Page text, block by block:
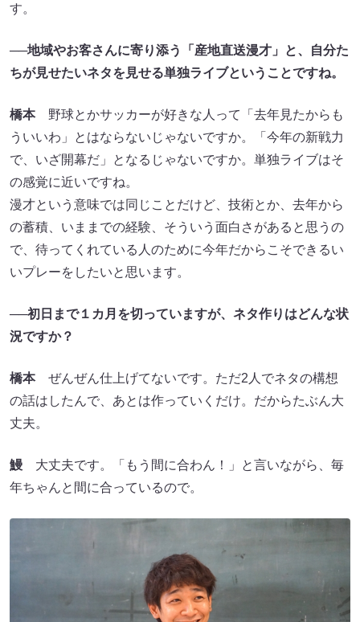
す。
──地域やお客さんに寄り添う「産地直送漫才」と、自分た
ちが見せたいネタを見せる単独ライブということですね。
橋本野球とかサッカーが好きな人って「去年見たからも
ういいわ」とはならないじゃないですか。「今年の新戦力
で、いざ開幕だ」となるじゃないですか。単独ライブはそ
の感覚に近いですね。
漫才という意味では同じことだけど、技術とか、去年から
の蓄積、いままでの経験、そういう面白さがあると思うの
で、待ってくれている人のために今年だからこそできるい
いプレーをしたいと思います。
──初日まで１カ月を切っていますが、ネタ作りはどんな状
況ですか？
橋本ぜんぜん仕上げてないです。ただ2人でネタの構想
の話はしたんで、あとは作っていくだけ。だからたぶん大
丈夫。
鰻 大丈夫です。「もう間に合わん！」と言いながら、毎
年ちゃんと間に合っているので。